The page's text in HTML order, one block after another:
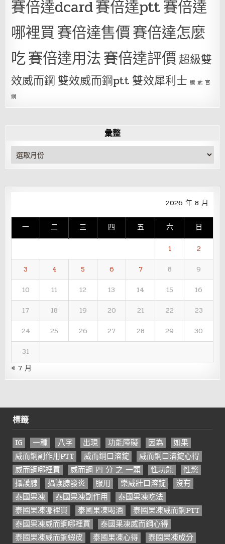
賽倍達dcard賽倍達ptt賽倍達
哪裡買賽倍達售價賽倍達怎麼
吃賽倍達用法賽倍達評價超級雙
效威而鋼 雙效威而鋼ptt 雙效犀利士 騰 素 官
網
彙整
彙
整
2026 年 8 月
一 二 三 四 五 六 日
1
2
3
4 5 6 7 8
9
10
11 12 13 14 15
16
17
18 19 20 21 22
23
24
25 26 27 28 29
30
31
« 7 月
標籤
IG 一種 八字 出現 功能障礙 因為
如果
威而鋼副作用PTT
威而鋼口溶錠
威而鋼口溶錠心得
威而鋼哪裡買
威而鋼 四 分 之 一顆 性功能
性慾
攝護腺
攝護腺發炎 服用 樂威壯口溶錠
沒有
泰國果凍
泰國果凍副作用
泰國果凍吃法
泰國果凍哪裡買
泰國果凍喝酒
泰國果凍威而鋼PTT
泰國果凍威而鋼哪裡買
泰國果凍威而鋼心得
泰國果凍威而鋼蝦皮
泰國果凍心得
泰國果凍成分